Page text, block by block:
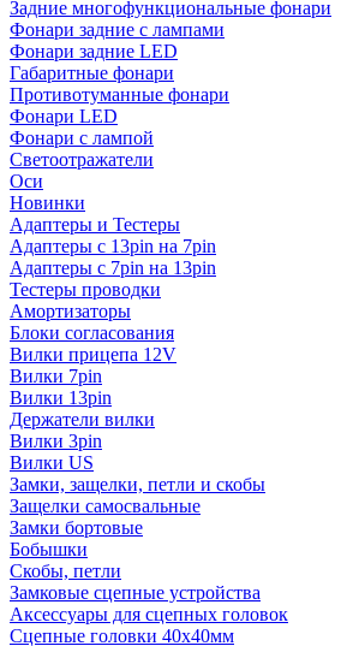
Задние многофункциональные фонари
Фонари задние с лампами
Фонари задние LED
Габаритные фонари
Противотуманные фонари
Фонари LED
Фонари с лампой
Светоотражатели
Оси
Новинки
Адаптеры и Тестеры
Адаптеры с 13pin на 7pin
Адаптеры с 7pin на 13pin
Тестеры проводки
Амортизаторы
Блоки согласования
Вилки прицепа 12V
Вилки 7pin
Вилки 13pin
Держатели вилки
Вилки 3pin
Вилки US
Замки, защелки, петли и скобы
Защелки самосвальные
Замки бортовые
Бобышки
Скобы, петли
Замковые сцепные устройства
Аксессуары для сцепных головок
Сцепные головки 40x40мм